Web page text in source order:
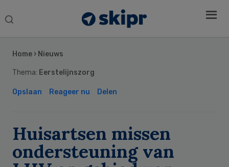
Search
Home › Nieuws
Thema: Eerstelijnszorg
Opslaan Reageer nu Delen
Huisartsen missen
ondersteuning van
Sidebar